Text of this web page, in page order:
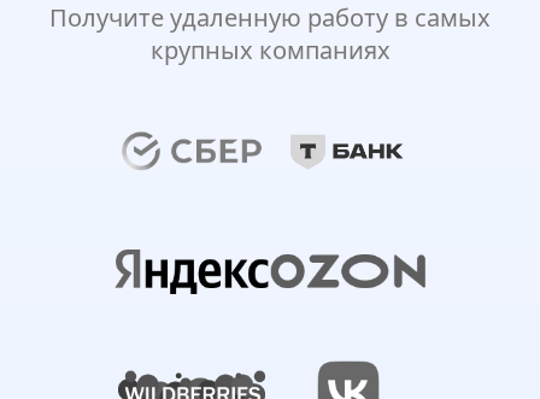
Получите удаленную работу в самых
крупных компаниях